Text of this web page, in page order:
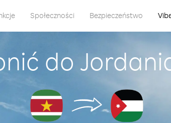
Społeczności Bezpieczeństwo
do